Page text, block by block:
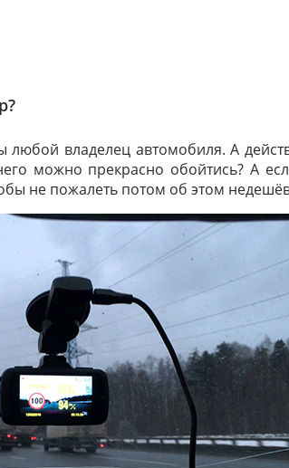
любой владелец автомобиля. А
можно прекрасно обойтись? А
не пожалеть потом об этом